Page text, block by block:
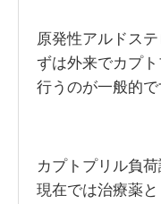
原発性アルドス
ずは外来でカプ
行うのが一般的で
カプトプリル負
現在では治療薬